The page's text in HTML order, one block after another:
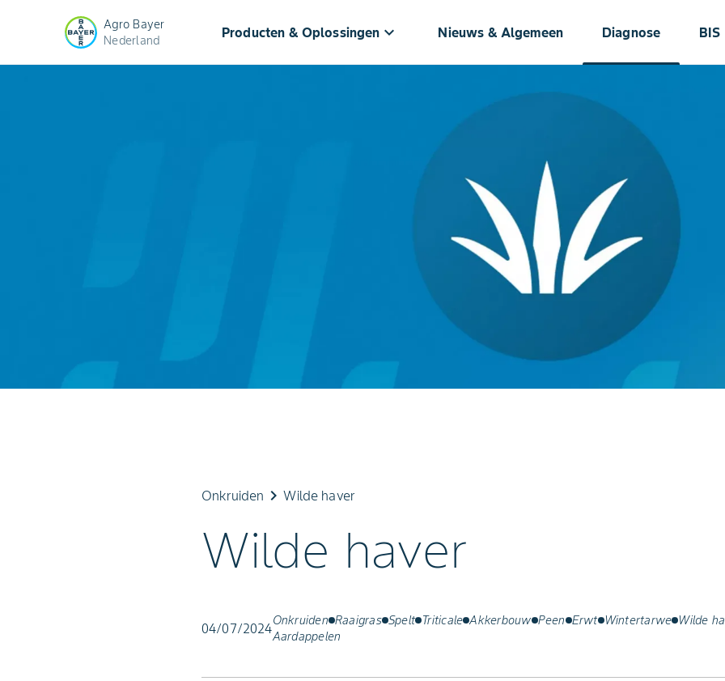
Agro Bayer
Nederland
Producten & Oplossingen keyboard_arrow_down Nieuws & Algemeen Diagnose BIS
Onkruiden keyboard_arrow_rightWilde haver
Wilde haver
04/07/2024Onkruiden Raaigras Spelt Triticale Akkerbouw Peen Erwt Wintertarwe Wilde
Aardappelen